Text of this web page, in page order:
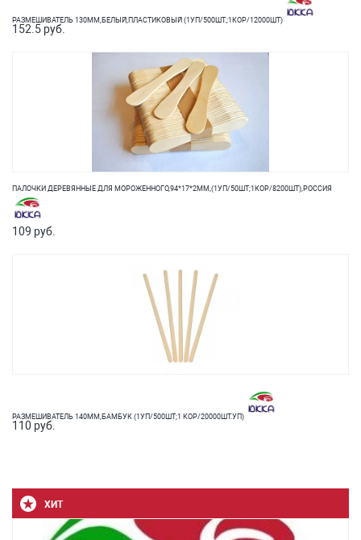
РАЗМЕШИВАТЕЛЬ 130ММ,БЕЛЫЙ,ПЛАСТИКОВЫЙ (1УП/500ШТ.;1КОР/12000ШТ)
152.5 руб.
ПАЛОЧКИ ДЕРЕВЯННЫЕ ДЛЯ МОРОЖЕННОГО,94*17*2ММ,(1УП/50ШТ;1КОР/8200ШТ),РОССИЯ
109 руб.
РАЗМЕШИВАТЕЛЬ 140ММ,БАМБУК (1УП/500ШТ;1 КОР/20000ШТ.УП)
110 руб.
ХИТ